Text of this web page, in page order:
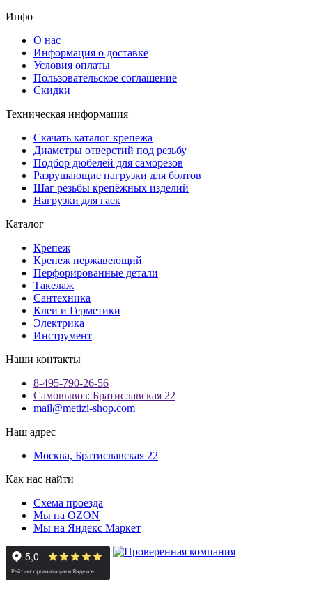
Инфо
О нас
Информация о доставке
Условия оплаты
Пользовательское соглашение
Скидки
Техническая информация
Скачать каталог крепежа
Диаметры отверстий под резьбу
Подбор дюбелей для саморезов
Разрушающие нагрузки для болтов
Шаг резьбы крепёжных изделий
Нагрузки для гаек
Каталог
Крепеж
Крепеж нержавеющий
Перфорированные детали
Такелаж
Сантехника
Клеи и Герметики
Электрика
Инструмент
Наши контакты
8-495-790-26-56
Самовывоз: Братиславская 22
mail@metizi-shop.com
Наш адрес
Москва, Братиславская 22
Как нас найти
Схема проезда
Мы на OZON
Мы на Яндекс Маркет